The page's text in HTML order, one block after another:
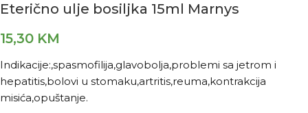
Eterično ulje bosiljka 15ml Marnys
15,30 KM
Indikacije:,spasmofilija,glavobolja,problemi sa jetrom i
hepatitis,bolovi u stomaku,artritis,reuma,kontrakcija
misića,opuštanje.